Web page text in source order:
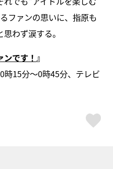
ファンの思いに、指原も
わず涙する。
です！ 』
15分～0時45分、テレビ